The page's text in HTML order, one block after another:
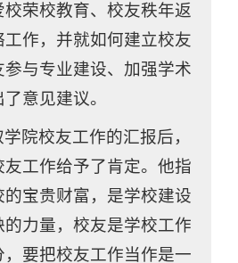
荣校教育、校友秩年返
作，并就如何建立校友
与专业建设、加强学术
意见建议。
院校友工作的汇报后，
工作给予了肯定。他指
的宝贵财富，是学校建设
力量，校友是学校工作
要把校友工作当作是一